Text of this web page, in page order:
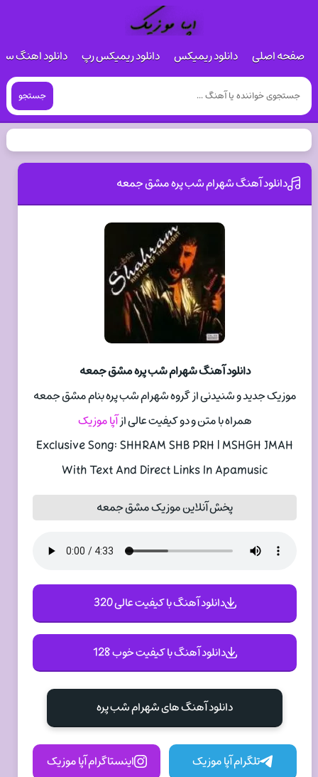
صفحه اصلی دانلود ریمیکس دانلود ریمیکس رپ دانلود اهنگ
جستجو
دانلود آهنگ شهرام شب پره مشق جمعه
دانلود آهنگ شهرام شب پره مشق جمعه
موزیک جدید و شنیدنی از گروه شهرام شب پره بنام مشق جمعه
همراه با متن و دو کیفیت عالی ازآپا موزیک
Exclusive Song: SHHRAM SHB PRH | MSHGH JMAH
With Text And Direct Links In Apamusic
پخش آنلاین موزیک مشق جمعه
دانلود آهنگ با کیفیت عالی 320
دانلود آهنگ با کیفیت خوب 128
دانلود آهنگ های شهرام شب پره
تلگرام آپا موزیک اینستاگرام آپا موزیک